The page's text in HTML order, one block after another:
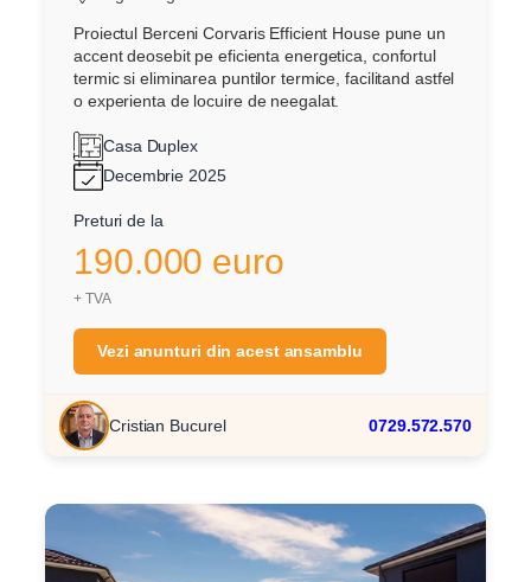
Proiectul Berceni Corvaris Efficient House pune un
accent deosebit pe eficienta energetica, confortul
termic si eliminarea puntilor termice, facilitand astfel
o experienta de locuire de neegalat.
Casa Duplex
Decembrie 2025
Preturi de la
190.000 euro
+ TVA
Vezi anunturi din acest ansamblu
Cristian Bucurel 0729.572.570